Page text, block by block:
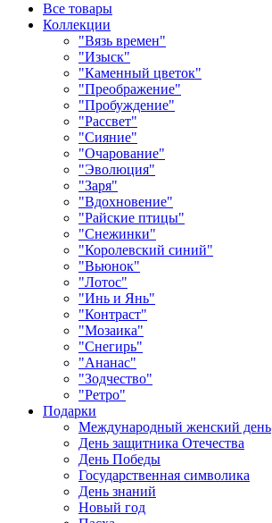
Все товары
Коллекции
"Вязь времен"
"Изыск"
"Каменный цветок"
"Преображение"
"Пробуждение"
"Рассвет"
"Сияние"
"Очарование"
"Эволюция"
"Заря"
"Вдохновение"
"Райские птицы"
"Снежинки"
"Королевский синий"
"Вьюнок"
"Лотос"
"Инь и Янь"
"Контраст"
"Мозаика"
"Снегирь"
"Ананас"
"Зодчество"
"Ретро"
Подарки
Международный женский день
День защитника Отечества
День Победы
Государственная символика
День знаний
Новый год